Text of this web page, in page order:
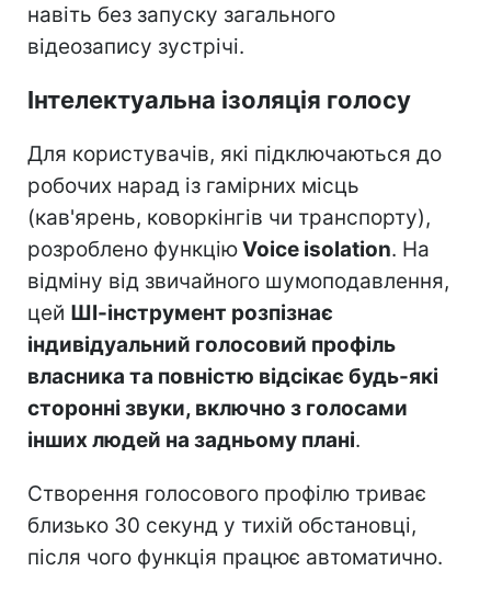
навіть без запуску загального
відеозапису зустрічі.
Інтелектуальна ізоляція голосу
Для користувачів, які підключаються до
робочих нарад із гамірних місць
(кав'ярень, коворкінгів чи транспорту),
розроблено функціюVoice isolation. На
відміну від звичайного шумоподавлення,
цей ШІ-інструмент розпізнає
індивідуальний голосовий профіль
власника та повністю відсікає будь-які
сторонні звуки, включно з голосами
інших людей на задньому плані.
Створення голосового профілю триває
близько 30 секунд у тихій обстановці,
після чого функція працює автоматично.